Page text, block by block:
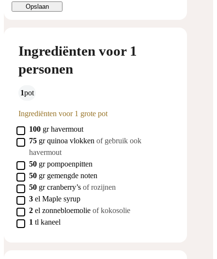
Opslaan
Ingrediënten voor 1
personen
1 pot
Ingrediënten voor 1 grote pot
▢
100 gr havermout
▢
75 gr quinoa vlokken of gebruik ook
havermout
▢
50 gr pompoenpitten
▢
50 gr gemengde noten
▢
50 gr cranberry’s of rozijnen
▢
3 el Maple syrup
▢
2 el zonnebloemolie of kokosolie
▢
1 tl kaneel